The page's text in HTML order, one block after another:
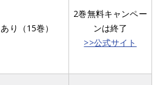
あり（15巻）
2巻無料キャンペー
ンは終了
>>公式サイト